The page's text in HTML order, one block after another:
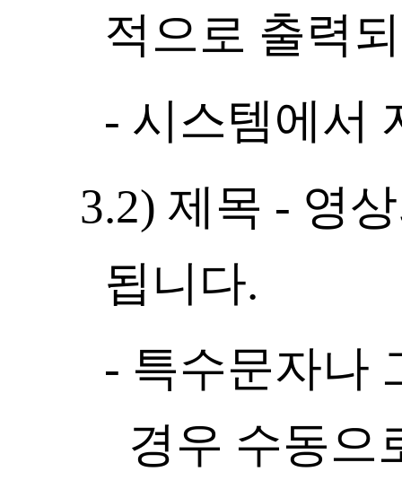
적으로 출력
- 시스템에서
3.2) 제목 - 영
됩니다.
- 특수문자나
경우 수동으